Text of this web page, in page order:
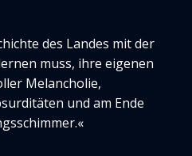
des Landes mit der
muss, ihre eigenen
Melancholie,
und am Ende